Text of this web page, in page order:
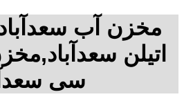
مخزن آب
اتیلن
سی